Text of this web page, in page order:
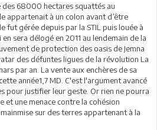
68000 hectares squattés au
appartenait à un colon avant d’être
fut gérée depuis par la STIL puis louée à
sera délogé en 2011 au lendemain de la
de protection des oasis de Jemna
des défuntes ligues de la révolution La
par an. La vente aux enchères de sa
année1,7 MD. C'est l'argument avancé
pour justifier leur geste. Or rien ne pourra
et une menace contre la cohésion
sur des terres appartenant à la